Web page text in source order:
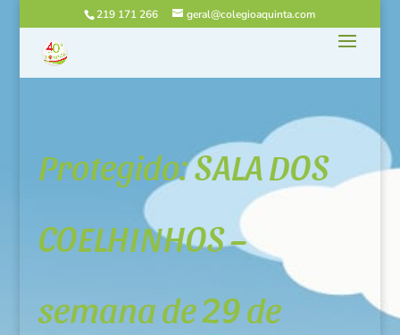
219 171 266 geral@colegioaquinta.com
Protegido: SALA DOS
COELHINHOS –
semana de 29 de